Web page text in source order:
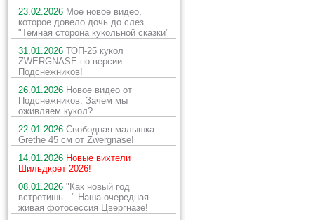
23.02.2026 Мое новое видео,
которое довело дочь до слез...
"Темная сторона кукольной сказки"
31.01.2026 ТОП-25 кукол
ZWERGNASE по версии
Подснежников!
26.01.2026 Новое видео от
Подснежников: Зачем мы
оживляем кукол?
22.01.2026 Свободная малышка
Grethe 45 см от Zwergnase!
14.01.2026 Новые вихтели
Шильдкрет 2026!
08.01.2026 "Как новый год
встретишь..." Наша очередная
живая фотосессия Цвергназе!